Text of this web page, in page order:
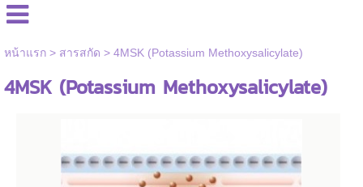
หน้าแรก> สารสกัด > 4MSK (Potassium Methoxysalicylate)
4MSK (Potassium Methoxysalicylate)